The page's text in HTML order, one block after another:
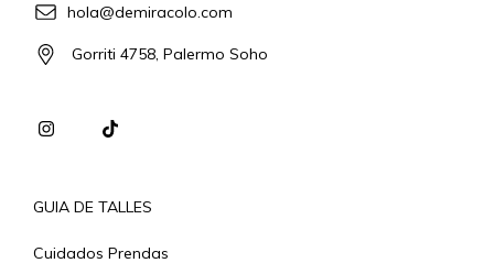
hola@demiracolo.com
Gorriti 4758, Palermo Soho
GUIA DE TALLES
Cuidados Prendas